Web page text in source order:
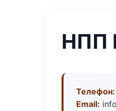
НПП
Телефон:
Email: